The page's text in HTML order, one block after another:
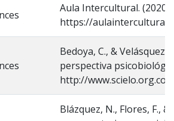
Aula Intercultural. (2020,
https://
Bedoya, C., &
perspectiva
http://www.scielo.org.co/
Blázquez, N., Flores, F.,